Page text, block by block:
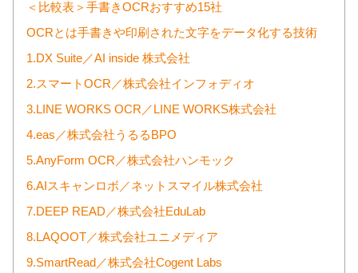
＜比較表＞手書きOCRおすすめ15社
OCRとは手書きや印刷された文字をデータ化する技術
1.DX Suite／AI inside 株式会社
2.スマートOCR／株式会社インフォディオ
3.LINE WORKS OCR／LINE WORKS株式会社
4.eas／株式会社うるるBPO
5.AnyForm OCR／株式会社ハンモック
6.AIスキャンロボ／ネットスマイル株式会社
7.DEEP READ／株式会社EduLab
8.LAQOOT／株式会社ユニメディア
9.SmartRead／株式会社Cogent Labs